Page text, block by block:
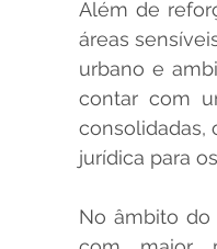
Além de
áreas
urbano e
contar com
consolidadas,
jurídica para
No âmbito do